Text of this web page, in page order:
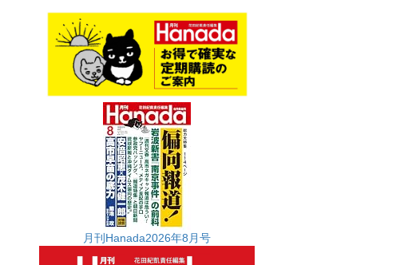
月刊Hanada2026年8月号